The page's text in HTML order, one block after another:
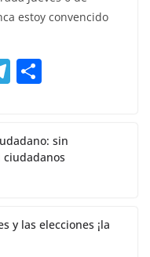
e
a
m
ar
e
estoy convencido
T
gr
a
esin
y las elecciones ¡la